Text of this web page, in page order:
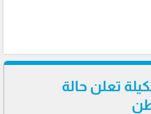
تعلن حالة